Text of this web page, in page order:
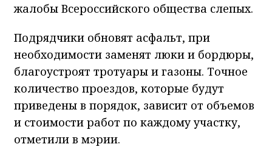
жалобы Всероссийского общества слепых.
Подрядчики обновят асфальт, при
необходимости заменят люки и бордюры,
благоустроят тротуары и газоны. Точное
количество проездов, которые будут
приведены в порядок, зависит от объемов
и стоимости работ по каждому участку,
отметили в мэрии.